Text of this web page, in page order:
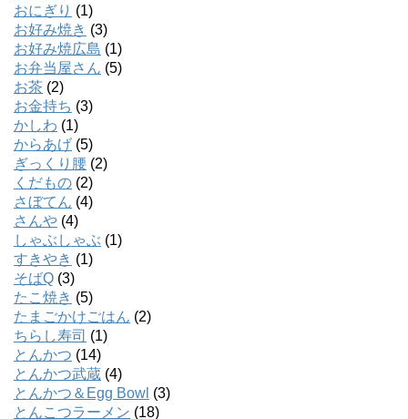
おにぎり (1)
お好み焼き (3)
お好み焼広島 (1)
お弁当屋さん (5)
お茶 (2)
お金持ち (3)
かしわ (1)
からあげ (5)
ぎっくり腰 (2)
くだもの (2)
さぼてん (4)
さんや (4)
しゃぶしゃぶ (1)
すきやき (1)
そばQ (3)
たこ焼き (5)
たまごかけごはん (2)
ちらし寿司 (1)
とんかつ (14)
とんかつ武蔵 (4)
とんかつ＆Egg Bowl (3)
とんこつラーメン (18)